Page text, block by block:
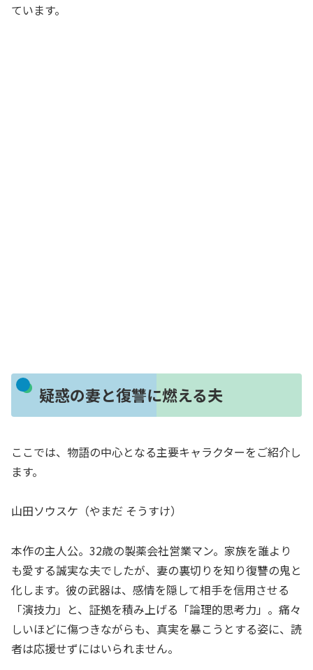
ています。
疑惑の妻と復讐に燃える夫
ここでは、物語の中心となる主要キャラクターをご紹介し
ます。
山田ソウスケ（やまだ そうすけ）
本作の主人公。32歳の製薬会社営業マン。家族を誰より
も愛する誠実な夫でしたが、妻の裏切りを知り復讐の鬼と
化します。彼の武器は、感情を隠して相手を信用させる
「演技力」と、証拠を積み上げる「論理的思考力」。痛々
しいほどに傷つきながらも、真実を暴こうとする姿に、読
者は応援せずにはいられません。